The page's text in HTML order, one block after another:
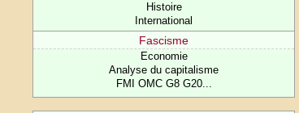
Histoire
International
Fascisme
Economie
Analyse du capitalisme
FMI OMC G8 G20...